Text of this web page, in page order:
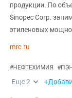
продукции. По
Sinopec Corp.
этиленовых
mrc.ru
#НЕФТЕХИМИЯ #
Еще2